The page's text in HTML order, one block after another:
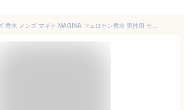
練り香水 メンズ 香水 メンズ マギナ MAGINA フェロモン香水 男性用 モテ香水 フレグランス モテ 香水 メンズ 男性 ムスク いい香り 加齢臭 対策 プレゼント 男性 誕生日 SENSE WEAR センスウェア ベルガモット / シトラスアンバー 送料無料